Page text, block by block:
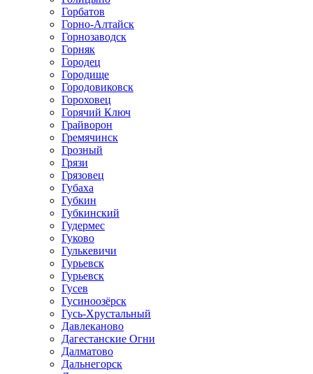
Горбатов
Горно-Алтайск
Горнозаводск
Горняк
Городец
Городище
Городовиковск
Гороховец
Горячий Ключ
Грайворон
Гремячинск
Грозный
Грязи
Грязовец
Губаха
Губкин
Губкинский
Гудермес
Гуково
Гулькевичи
Гурьевск
Гурьевск
Гусев
Гусиноозёрск
Гусь-Хрустальный
Давлеканово
Дагестанские Огни
Далматово
Дальнегорск